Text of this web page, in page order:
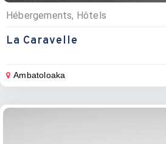
Hébergements, Hôtels
La Caravelle
Ambatoloaka